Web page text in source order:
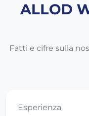
ALLOD
Fatti e cifre sulla
Esperienza